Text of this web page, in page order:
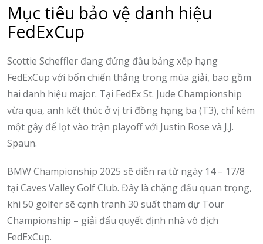
Mục tiêu bảo vệ danh hiệu
FedExCup
Scottie Scheffler đang đứng đầu bảng xếp hạng
FedExCup với bốn chiến thắng trong mùa giải, bao gồm
hai danh hiệu major. Tại FedEx St. Jude Championship
vừa qua, anh kết thúc ở vị trí đồng hạng ba (T3), chỉ kém
một gậy để lọt vào trận playoff với Justin Rose và J.J.
Spaun.
BMW Championship 2025 sẽ diễn ra từ ngày 14 – 17/8
tại Caves Valley Golf Club. Đây là chặng đấu quan trọng,
khi 50 golfer sẽ cạnh tranh 30 suất tham dự Tour
Championship – giải đấu quyết định nhà vô địch
FedExCup.